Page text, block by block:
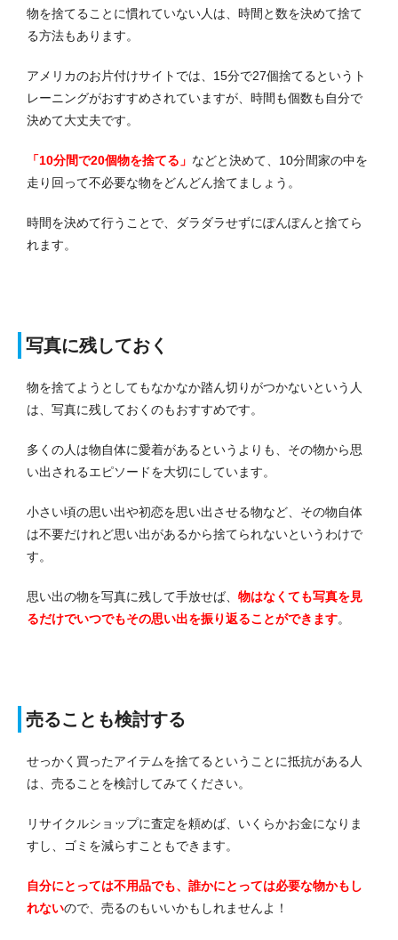
物を捨てることに慣れていない人は、時間と数を決めて捨て
る方法もあります。
アメリカのお片付けサイトでは、15分で27個捨てるというト
レーニングがおすすめされていますが、時間も個数も自分で
決めて大丈夫です。
「10分間で20個物を捨てる」 などと決めて、10分間家の中を
走り回って不必要な物をどんどん捨てましょう。
時間を決めて行うことで、ダラダラせずにぽんぽんと捨てら
れます。
写真に残しておく
物を捨てようとしてもなかなか踏ん切りがつかないという人
は、写真に残しておくのもおすすめです。
多くの人は物自体に愛着があるというよりも、その物から思
い出されるエピソードを大切にしています。
小さい頃の思い出や初恋を思い出させる物など、その物自体
は不要だけれど思い出があるから捨てられないというわけで
す。
思い出の物を写真に残して手放せば、 物はなくても写真を見
るだけでいつでもその思い出を振り返ることができます。
売ることも検討する
せっかく買ったアイテムを捨てるということに抵抗がある人
は、売ることを検討してみてください。
リサイクルショップに査定を頼めば、いくらかお金になりま
すし、ゴミを減らすこともできます。
自分にとっては不用品でも、誰かにとっては必要な物かもし
れないので、売るのもいいかもしれませんよ！